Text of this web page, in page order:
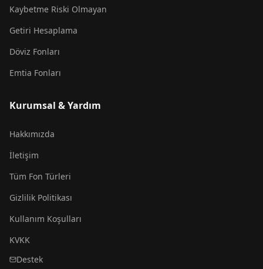
Kaybetme Riski Olmayan
Getiri Hesaplama
Döviz Fonları
Emtia Fonları
Kurumsal & Yardım
Hakkımızda
İletişim
Tüm Fon Türleri
Gizlilik Politikası
Kullanım Koşulları
KVKK
Destek